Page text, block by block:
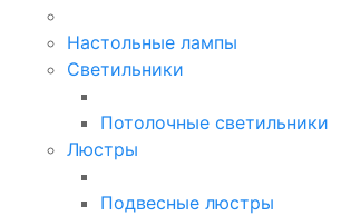
Настольные лампы
Светильники
Потолочные светильники
Люстры
Подвесные люстры